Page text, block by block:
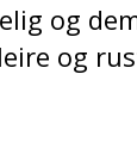
og
og